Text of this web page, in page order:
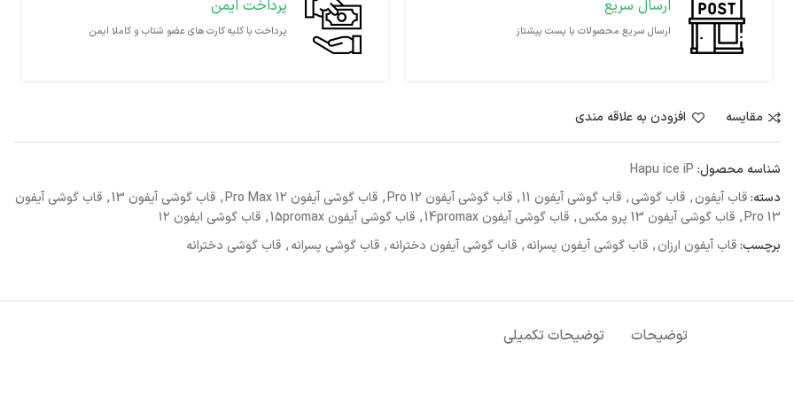
ارسال سریع
ارسال سریع محصولات با پست پیشتاز
پرداخت ایمن
پرداخت با کلیه کارت های عضو شتاب و کاملا ایمن
مقايسه افزودن به علاقه مندی
شناسه محصول: Hapu ice iP
دسته:قاب آیفون, قاب گوشی, قاب گوشی آیفون 11 , قاب گوشی آیفون 12 Pro , قاب گوشی آیفون 12 Pro Max , قاب گوشی آیفون 13 , قاب گوشی آیفون
13 Pro
, قاب گوشی آیفون 13 پرو مکس , قاب گوشی آیفون 14promax , قاب گوشی آیفون 15promax , قاب گوشی ایفون ۱۲
برچسب:قاب آیفون ارزان, قاب گوشی آیفون پسرانه, قاب گوشی آیفون دخترانه, قاب گوشی پسرانه, قاب گوشی دخترانه
توضیحات توضیحات تکمیلی